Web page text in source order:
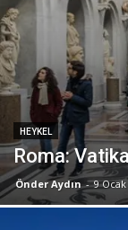
HEYKEL
Roma:
Önder Aydın - 9 Ocak